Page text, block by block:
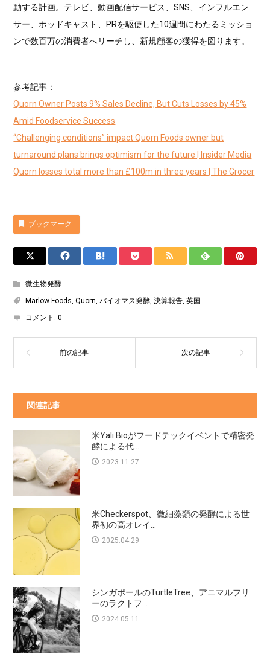
動する計画。テレビ、動画配信サービス、SNS、インフルエン
サー、ポッドキャスト、PRを駆使した10週間にわたるミッショ
ンで数百万の消費者へリーチし、新規顧客の獲得を図ります。
参考記事：
Quorn Owner Posts 9% Sales Decline, But Cuts Losses by 45%
Amid Foodservice Success
“Challenging conditions” impact Quorn Foods owner but
turnaround plans brings optimism for the future | Insider Media
Quorn losses total more than £100m in three years | The Grocer
ブックマーク
微生物発酵
Marlow Foods,Quorn,バイオマス発酵,決算報告,英国
コメント:0
関連記事
米Yali Bioがフードテックイベントで精密発
酵による代...
2023.11.27
米Checkerspot、微細藻類の発酵による世
界初の高オレイ...
2025.04.29
シンガポールのTurtleTree、アニマルフリ
ーのラクトフ...
2024.05.11